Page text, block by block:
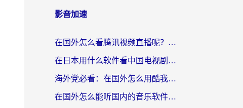
影音加速
在国外怎么看腾讯视频直播呢？留学生亲测有效的回国加速指南
在日本用什么软件看中国电视剧呢？留学生亲测有效的回国加速方案
海外党必看：在国外怎么用酷我音乐听音乐？告别“地区不支持”的实用指南
在国外怎么能听国内的音乐软件？别让版权限制断了你的“中文歌单”